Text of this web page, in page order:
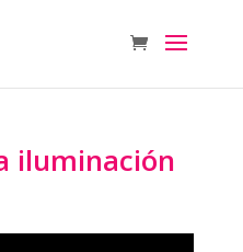
iluminación